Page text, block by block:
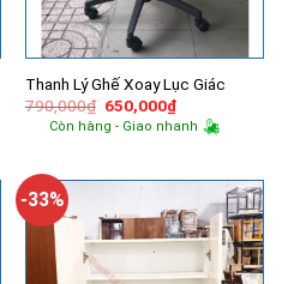
Thanh Lý Ghế Xoay Lục Giác
790,000₫ Giá
gốc
là:
650,000₫Giá
hiện
tại
Còn hàng - Giao nhanh
-33%